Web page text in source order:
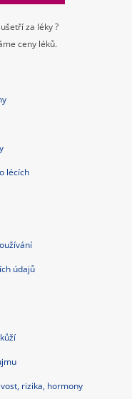
za léky ?
ceny léků.
lécích
údajů
rizika, hormony